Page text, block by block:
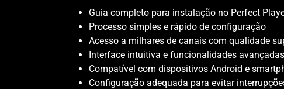
Guia completo para instalação no Perfect
Processo simples e rápido de configuração
Acesso a milhares de canais com qualidade
Interface intuitiva e funcionalidades avançadas
Compatível com dispositivos Android e
Configuração adequada para evitar